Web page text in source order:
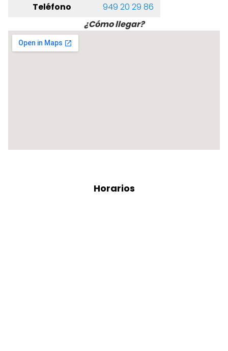
Teléfono
949 20 29 86
¿Cómo llegar?
Horarios